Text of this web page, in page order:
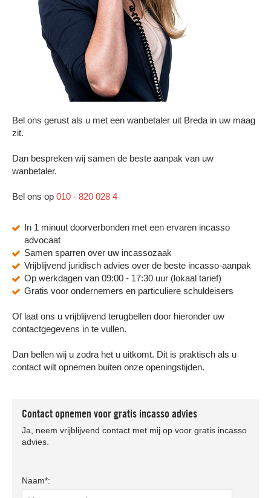
Bel ons gerust als u met een wanbetaler uit Breda in uw maag
zit.
Dan bespreken wij samen de beste aanpak van uw
wanbetaler.
Bel ons op 010 - 820 028 4
In 1 minuut doorverbonden met een ervaren incasso
advocaat
Samen sparren over uw incassozaak
Vrijblijvend juridisch advies over de beste incasso-aanpak
Op werkdagen van 09:00 - 17:30 uur (lokaal tarief)
Gratis voor ondernemers en particuliere schuldeisers
Of laat ons u vrijblijvend terugbellen door hieronder uw
contactgegevens in te vullen.
Dan bellen wij u zodra het u uitkomt. Dit is praktisch als u
contact wilt opnemen buiten onze openingstijden.
Contact opnemen voor gratis incasso advies
Ja, neem vrijblijvend contact met mij op voor gratis incasso
advies.
Naam*: